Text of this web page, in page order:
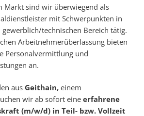
Markt sind wir überwiegend als
mit Schwerpunkten in
technischen Bereich tätig.
Arbeitnehmerüberlassung bieten
Personalvermittlung und
an.
aus Geithain, einem
wir ab sofort eine erfahrene
(m/w/d) in Teil- bzw. Vollzeit